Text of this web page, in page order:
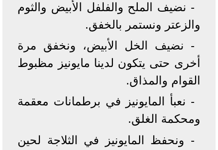
- نضيف الملح والفلفل الأبيض والثوم
والزعتر ونستمر بالخفق.
- نضيف الخل الأبيض، ونخفق مرة
أخرى حتى يتكون لدينا مايونيز مظبوط
القوام والمذاق.
- نعبأ المايونيز في برطمانات معقمة
ومحكمة الغلق.
- ونحفظ المايونيز في الثلاجة لحين